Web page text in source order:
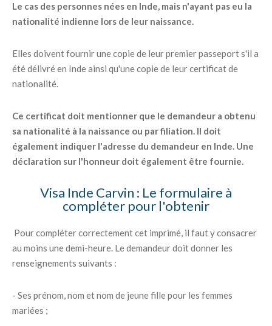
Le cas des personnes nées en Inde, mais n'ayant pas eu la
nationalité indienne lors de leur naissance.
Elles doivent fournir une copie de leur premier passeport s'il a
été délivré en Inde ainsi qu'une copie de leur certificat de
nationalité.
Ce certificat doit mentionner que le demandeur a obtenu
sa nationalité à la naissance ou par filiation. Il doit
également indiquer l'adresse du demandeur en Inde. Une
déclaration sur l'honneur doit également être fournie.
Visa Inde Carvin : Le formulaire à
compléter pour l'obtenir
Pour compléter correctement cet imprimé, il faut y consacrer
au moins une demi-heure. Le demandeur doit donner les
renseignements suivants :
- Ses prénom, nom et nom de jeune fille pour les femmes
mariées ;